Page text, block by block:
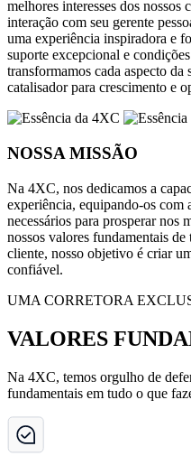
melhores interesses dos nossos
interação com seu gerente
uma experiência inspiradora e
suporte excepcional e
transformamos cada aspecto
catalisador para crescimento e
NOSSA MISSÃO
Na 4XC, nos dedicamos a
experiência, equipando-os com
necessários para prosperar nos
nossos valores fundamentais
cliente, nosso objetivo é criar
confiável.
UMA CORRETORA
VALORES
Na 4XC, temos orgulho de
fundamentais em tudo o que